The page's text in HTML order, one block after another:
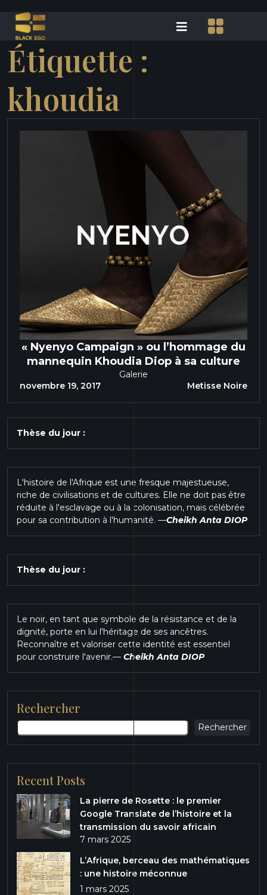
Étiquette :
khoudia
« Nyenyo Campaign » ou l’hommage du
mannequin Khoudia Diop à sa culture
Galerie
novembre 19, 2017
Metisse Noire
Thèse du jour :
L'histoire de l'Afrique est une fresque majestueuse,
riche de civilisations et de cultures. Elle ne doit pas être
réduite à l'esclavage ou à la colonisation, mais célébrée
pour sa contribution à l'humanité. —Cheikh Anta DIOP
Thèse du jour :
Le noir, en tant que symbole de la résistance et de la
dignité, porte en lui l'héritage de ses ancêtres.
Reconnaître et valoriser cette identité est essentiel
pour construire l'avenir.— Cheikh Anta DIOP
Rechercher
Rechercher
Recent Posts
La pierre de Rosette : le premier
Google Translate de l’histoire et la
transmission du savoir africain
7 mars 2025
L’Afrique, berceau des mathématiques
: une histoire méconnue
1 mars 2025